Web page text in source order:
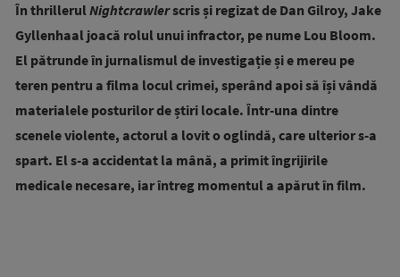
În thrillerulNightcrawlerscris și regizat de Dan Gilroy, Jake
Gyllenhaal joacă rolul unui infractor, pe nume Lou Bloom.
El pătrunde în jurnalismul de investigație și e mereu pe
teren pentru a filma locul crimei, sperând apoi să își vândă
materialele posturilor de știri locale. Într-una dintre
scenele violente, actorul a lovit o oglindă, care ulterior s-a
spart. El s-a accidentat la mână, a primit îngrijirile
medicale necesare, iar întreg momentul a apărut în film.